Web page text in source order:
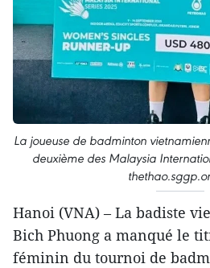
La joueuse de badminton
deuxième des Malaysia
Hanoi (VNA) – La badiste
Bich Phuong a manqué le
féminin du tournoi de